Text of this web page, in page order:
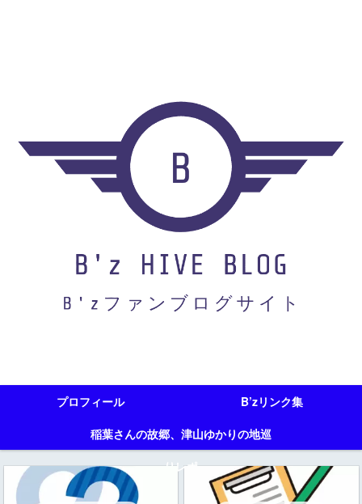
プロフィール
B’zリンク集
稲葉さんの故郷、津山ゆかりの地巡
りレポ